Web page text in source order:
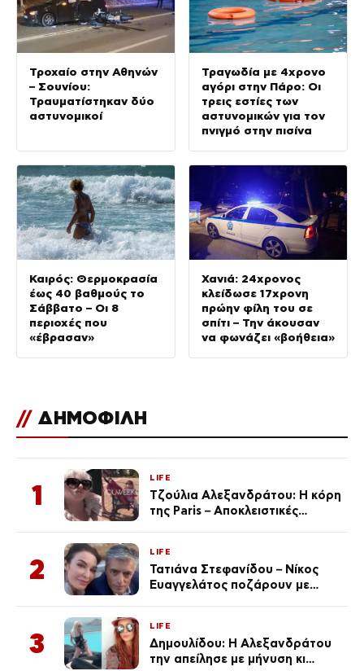
Τροχαίο στην Αθηνών
– Σουνίου:
Τραυματίστηκαν δύο
αστυνομικοί
Τραγωδία με 4χρονο
αγόρι στην Πάρο: Οι
τρεις εστίες των
αστυνομικών για τον
πνιγμό στην πισίνα
Καιρός: Θερμοκρασία
έως 40 βαθμούς το
Σάββατο – Οι 8
περιοχές που
«έβρασαν»
Χανιά: 24χρονος
κλείδωσε 17χρονη
πρώην φίλη του σε
σπίτι – Την άκουσαν
να φωνάζει «βοήθεια»
// ΔΗΜΟΦΙΛΗ
1
LIFE
Τζούλια Αλεξανδράτου: Η κόρη
της Paris – Αποκλειστικές
2
LIFE
Τατιάνα Στεφανίδου – Νίκος
Ευαγγελάτος ποζάρουν με
3
LIFE
Δημουλίδου: Η Αλεξανδράτου
την απείλησε με μήνυση κι